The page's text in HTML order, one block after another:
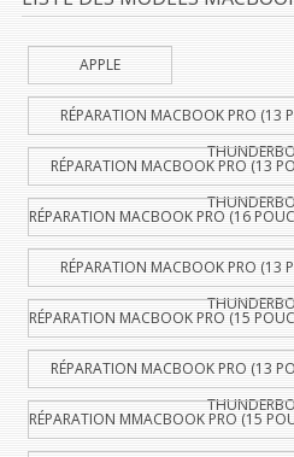
APPLE
RÉPARATION MACBOOK PRO (13
RÉPARATION MACBOOK PRO (13
RÉPARATION MACBOOK PRO (16
RÉPARATION MACBOOK PRO (13
RÉPARATION MACBOOK PRO (15
RÉPARATION MACBOOK PRO (13
RÉPARATION MMACBOOK PRO (15